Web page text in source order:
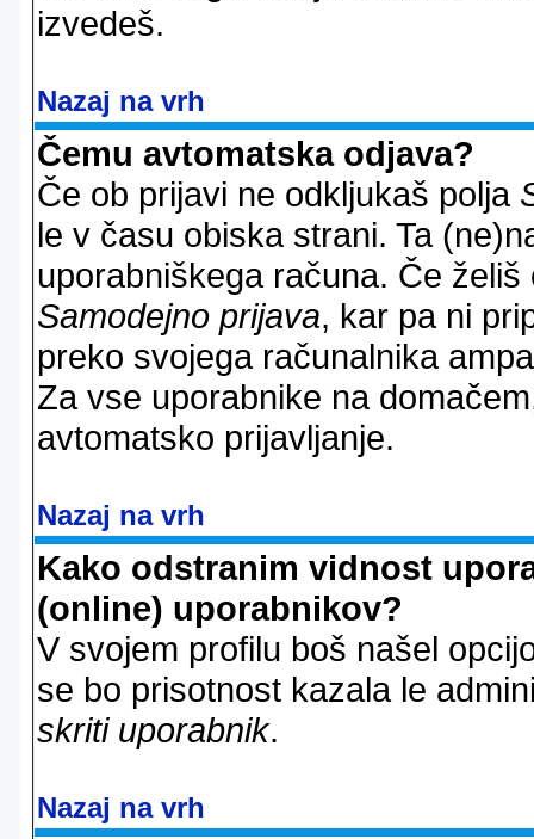
izvedeš.
Nazaj na vrh
Čemu avtomatska odjava?
Če ob prijavi ne odkljukaš polja
le v času obiska strani. Ta
uporabniškega računa. Če
Samodejno prijava, kar pa ni
preko svojega računalnika
Za vse uporabnike na
avtomatsko prijavljanje.
Nazaj na vrh
Kako odstranim vidnost
(online) uporabnikov?
V svojem profilu boš našel
se bo prisotnost kazala le
skriti uporabnik.
Nazaj na vrh